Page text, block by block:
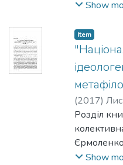
упоряд.
[НаУКМА],
Моренець
Ісіченко
Show
Item
(2017)
Розділ
упоряд.
Show